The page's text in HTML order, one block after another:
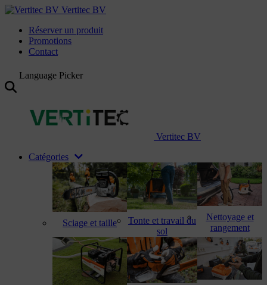
Vertitec BV
Réserver un produit
Promotions
Contact
Language Picker
Vertitec BV
Catégories
Sciage et taille
Tonte et travail du
sol
Nettoyage et
rangement